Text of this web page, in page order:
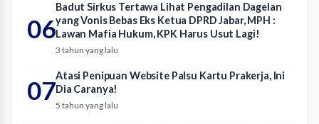
06
Badut Sirkus Tertawa Lihat Pengadilan Dagelan
yang Vonis Bebas Eks Ketua DPRD Jabar, MPH :
Lawan Mafia Hukum, KPK Harus Usut Lagi!
3 tahun yang lalu
07Atasi Penipuan Website Palsu Kartu Prakerja, Ini
Dia Caranya!
5 tahun yang lalu